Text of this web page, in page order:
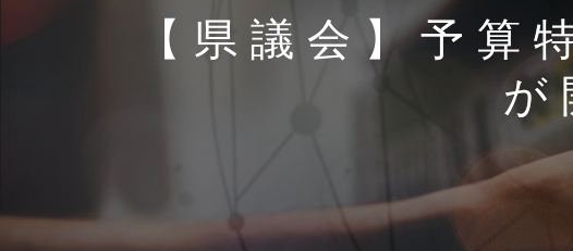
【県議会】予
が